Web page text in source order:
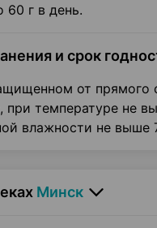
60 г в день.
и срок
от прямого
при температуре не
влажности не выше
Минск